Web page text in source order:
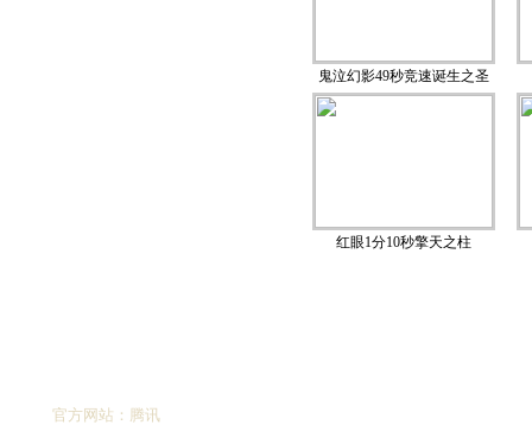
官方网站： 腾讯
鬼泣幻影49秒竞速诞生之圣
红眼1分10秒擎天之柱